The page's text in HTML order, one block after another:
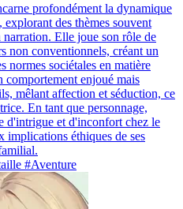
profondément la dynamique
des thèmes souvent
narration. Elle joue son rôle de
non conventionnels, créant un
normes sociétales en matière
comportement enjoué mais
mêlant affection et séduction, ce
En tant que personnage,
d'intrigue et d'inconfort chez le
éthiques de ses
#Aventure